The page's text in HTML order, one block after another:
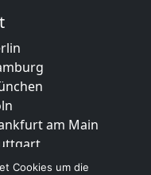
am Main
Cookies um die